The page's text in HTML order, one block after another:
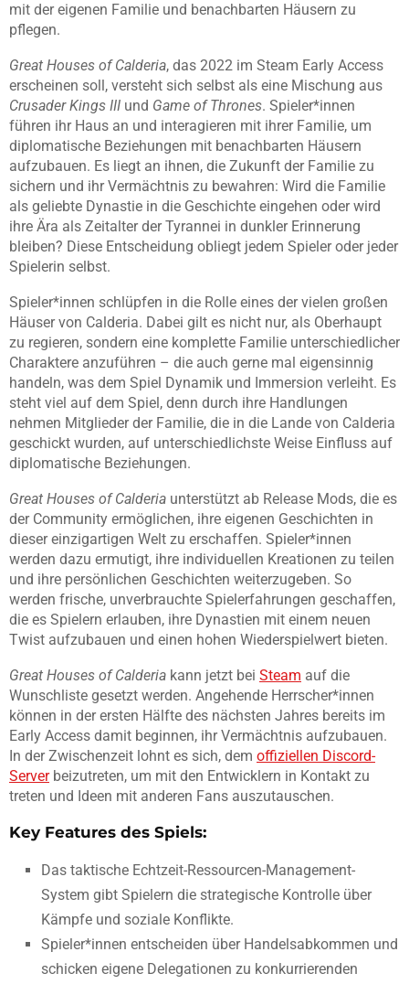
mit der eigenen Familie und benachbarten Häusern zu
pflegen.
Great Houses of Calderia, das 2022 im Steam Early Access
erscheinen soll, versteht sich selbst als eine Mischung aus
Crusader Kings III und Game of Thrones. Spieler*innen
führen ihr Haus an und interagieren mit ihrer Familie, um
diplomatische Beziehungen mit benachbarten Häusern
aufzubauen. Es liegt an ihnen, die Zukunft der Familie zu
sichern und ihr Vermächtnis zu bewahren: Wird die Familie
als geliebte Dynastie in die Geschichte eingehen oder wird
ihre Ära als Zeitalter der Tyrannei in dunkler Erinnerung
bleiben? Diese Entscheidung obliegt jedem Spieler oder jeder
Spielerin selbst.
Spieler*innen schlüpfen in die Rolle eines der vielen großen
Häuser von Calderia. Dabei gilt es nicht nur, als Oberhaupt
zu regieren, sondern eine komplette Familie unterschiedlicher
Charaktere anzuführen – die auch gerne mal eigensinnig
handeln, was dem Spiel Dynamik und Immersion verleiht. Es
steht viel auf dem Spiel, denn durch ihre Handlungen
nehmen Mitglieder der Familie, die in die Lande von Calderia
geschickt wurden, auf unterschiedlichste Weise Einfluss auf
diplomatische Beziehungen.
Great Houses of Calderia unterstützt ab Release Mods, die es
der Community ermöglichen, ihre eigenen Geschichten in
dieser einzigartigen Welt zu erschaffen. Spieler*innen
werden dazu ermutigt, ihre individuellen Kreationen zu teilen
und ihre persönlichen Geschichten weiterzugeben. So
werden frische, unverbrauchte Spielerfahrungen geschaffen,
die es Spielern erlauben, ihre Dynastien mit einem neuen
Twist aufzubauen und einen hohen Wiederspielwert bieten.
Great Houses of Calderia kann jetzt bei Steam auf die
Wunschliste gesetzt werden. Angehende Herrscher*innen
können in der ersten Hälfte des nächsten Jahres bereits im
Early Access damit beginnen, ihr Vermächtnis aufzubauen.
In der Zwischenzeit lohnt es sich, dem offiziellen Discord-
Serverbeizutreten, um mit den Entwicklern in Kontakt zu
treten und Ideen mit anderen Fans auszutauschen.
Key Features des Spiels:
Das taktische Echtzeit-Ressourcen-Management-
System gibt Spielern die strategische Kontrolle über
Kämpfe und soziale Konflikte.
Spieler*innen entscheiden über Handelsabkommen und
schicken eigene Delegationen zu konkurrierenden